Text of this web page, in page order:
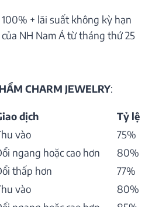
100% + lãi suất không kỳ hạn
của NH Nam Á từ tháng thứ 25
CHARM JEWELRY:
dịch Tỷ lệ
vào
75%
ngang hoặc cao hơn
80%
thấp hơn
77%
vào
80%